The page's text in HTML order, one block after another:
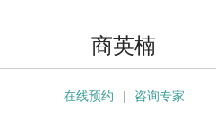
商英楠
在线预约 咨询专家